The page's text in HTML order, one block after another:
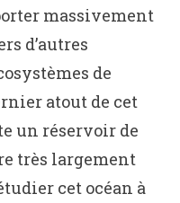
massivement
d’autres
de
atout de cet
un réservoir de
très largement
cet océan à